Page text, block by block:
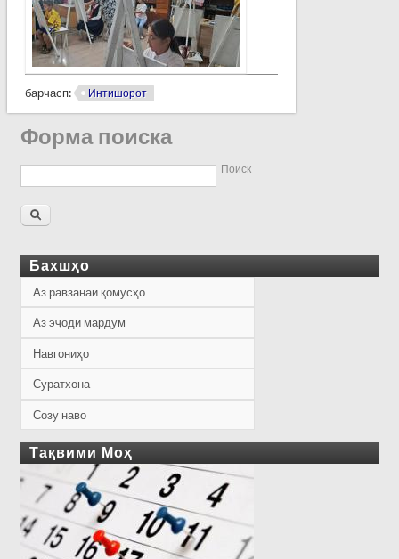
барчасп: Интишорот
Форма поиска
Поиск
Бахшҳо
Аз равзанаи қомусҳо
Аз эҷоди мардум
Навгониҳо
Суратхона
Созу наво
Тақвими Моҳ